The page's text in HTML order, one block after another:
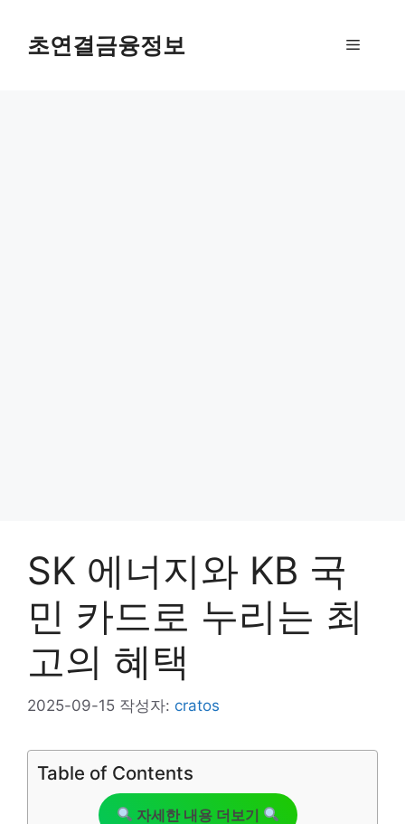
초연결금융정보 메
SK 에너지와 KB 국
민 카드로 누리는 최
고의 혜택
2025-09-15 작성자: cratos
Table of Contents
자세한 내용 더보기